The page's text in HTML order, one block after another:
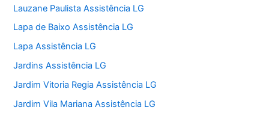
Lauzane Paulista Assistência LG
Lapa de Baixo Assistência LG
Lapa Assistência LG
Jardins Assistência LG
Jardim Vitoria Regia Assistência LG
Jardim Vila Mariana Assistência LG